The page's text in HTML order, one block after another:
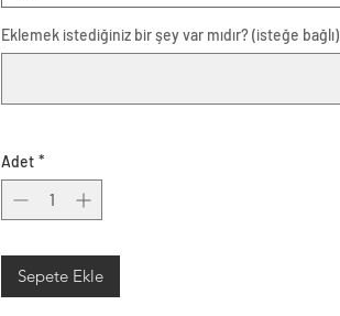
Eklemek istediğiniz bir şey var mıdır? (isteğe bağlı)
Adet *
Sepete Ekle